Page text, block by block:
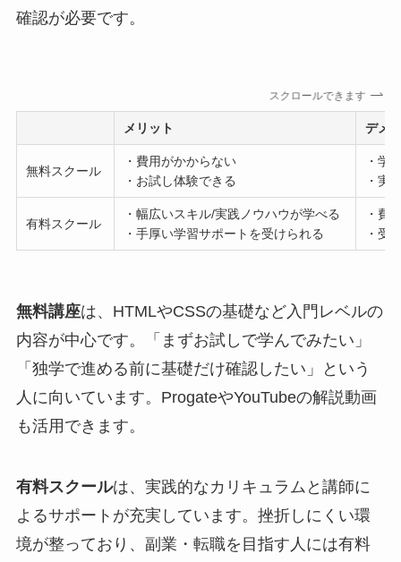
確認が必要です。
スクロールできます
メリット デメ
無料スクール
・費用がかからない
・お試し体験できる
・学
・実
有料スクール
・幅広いスキル/実践ノウハウが学べる
・手厚い学習サポートを受けられる
・費
・受
無料講座は、HTMLやCSSの基礎など入門レベルの
内容が中心です。「まずお試しで学んでみたい」
「独学で進める前に基礎だけ確認したい」という
人に向いています。ProgateやYouTubeの解説動画
も活用できます。
有料スクールは、実践的なカリキュラムと講師に
よるサポートが充実しています。挫折しにくい環
境が整っており、副業・転職を目指す人には有料